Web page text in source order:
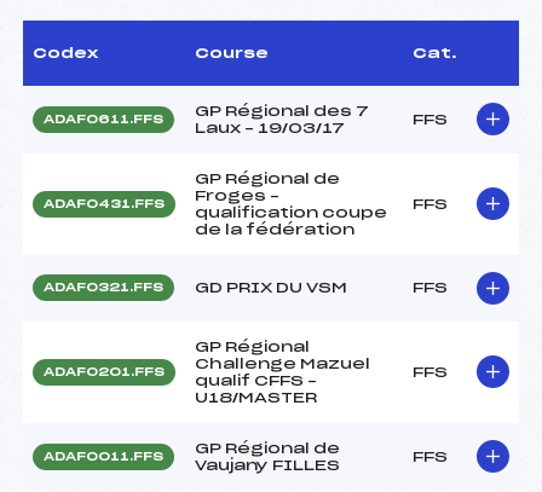
Codex Course Cat.
ADAF0611.FFS
GP Régional des 7
Laux – 19/03/17
FFS
ADAF0431.FFS
GP Régional de
Froges –
qualification coupe
de la fédération
FFS
ADAF0321.FFS GD PRIX DU VSM FFS
ADAF0201.FFS
GP Régional
Challenge Mazuel
qualif CFFS –
U18/MASTER
FFS
ADAF0011.FFS
GP Régional de
Vaujany FILLES
FFS